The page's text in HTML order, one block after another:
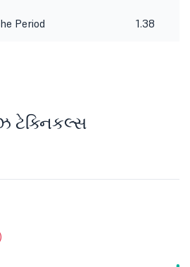
Period 1.38
ટેક્નિકલ્સ